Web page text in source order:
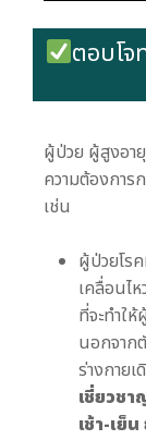
ตอบโจ
ผู้ป่วย ผู้สูงอา
ความต้องกา
เช่น
ผู้ป่วยโร
เคลื่อนไ
ที่จะทำใ
นอกจาก
ร่างกายเ
เชี่ยวช
เช้า-เย็